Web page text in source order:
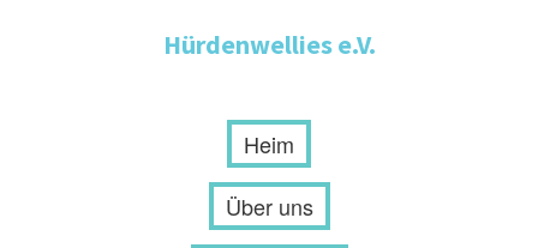
Hürdenwellies e.V.
Heim
Über uns